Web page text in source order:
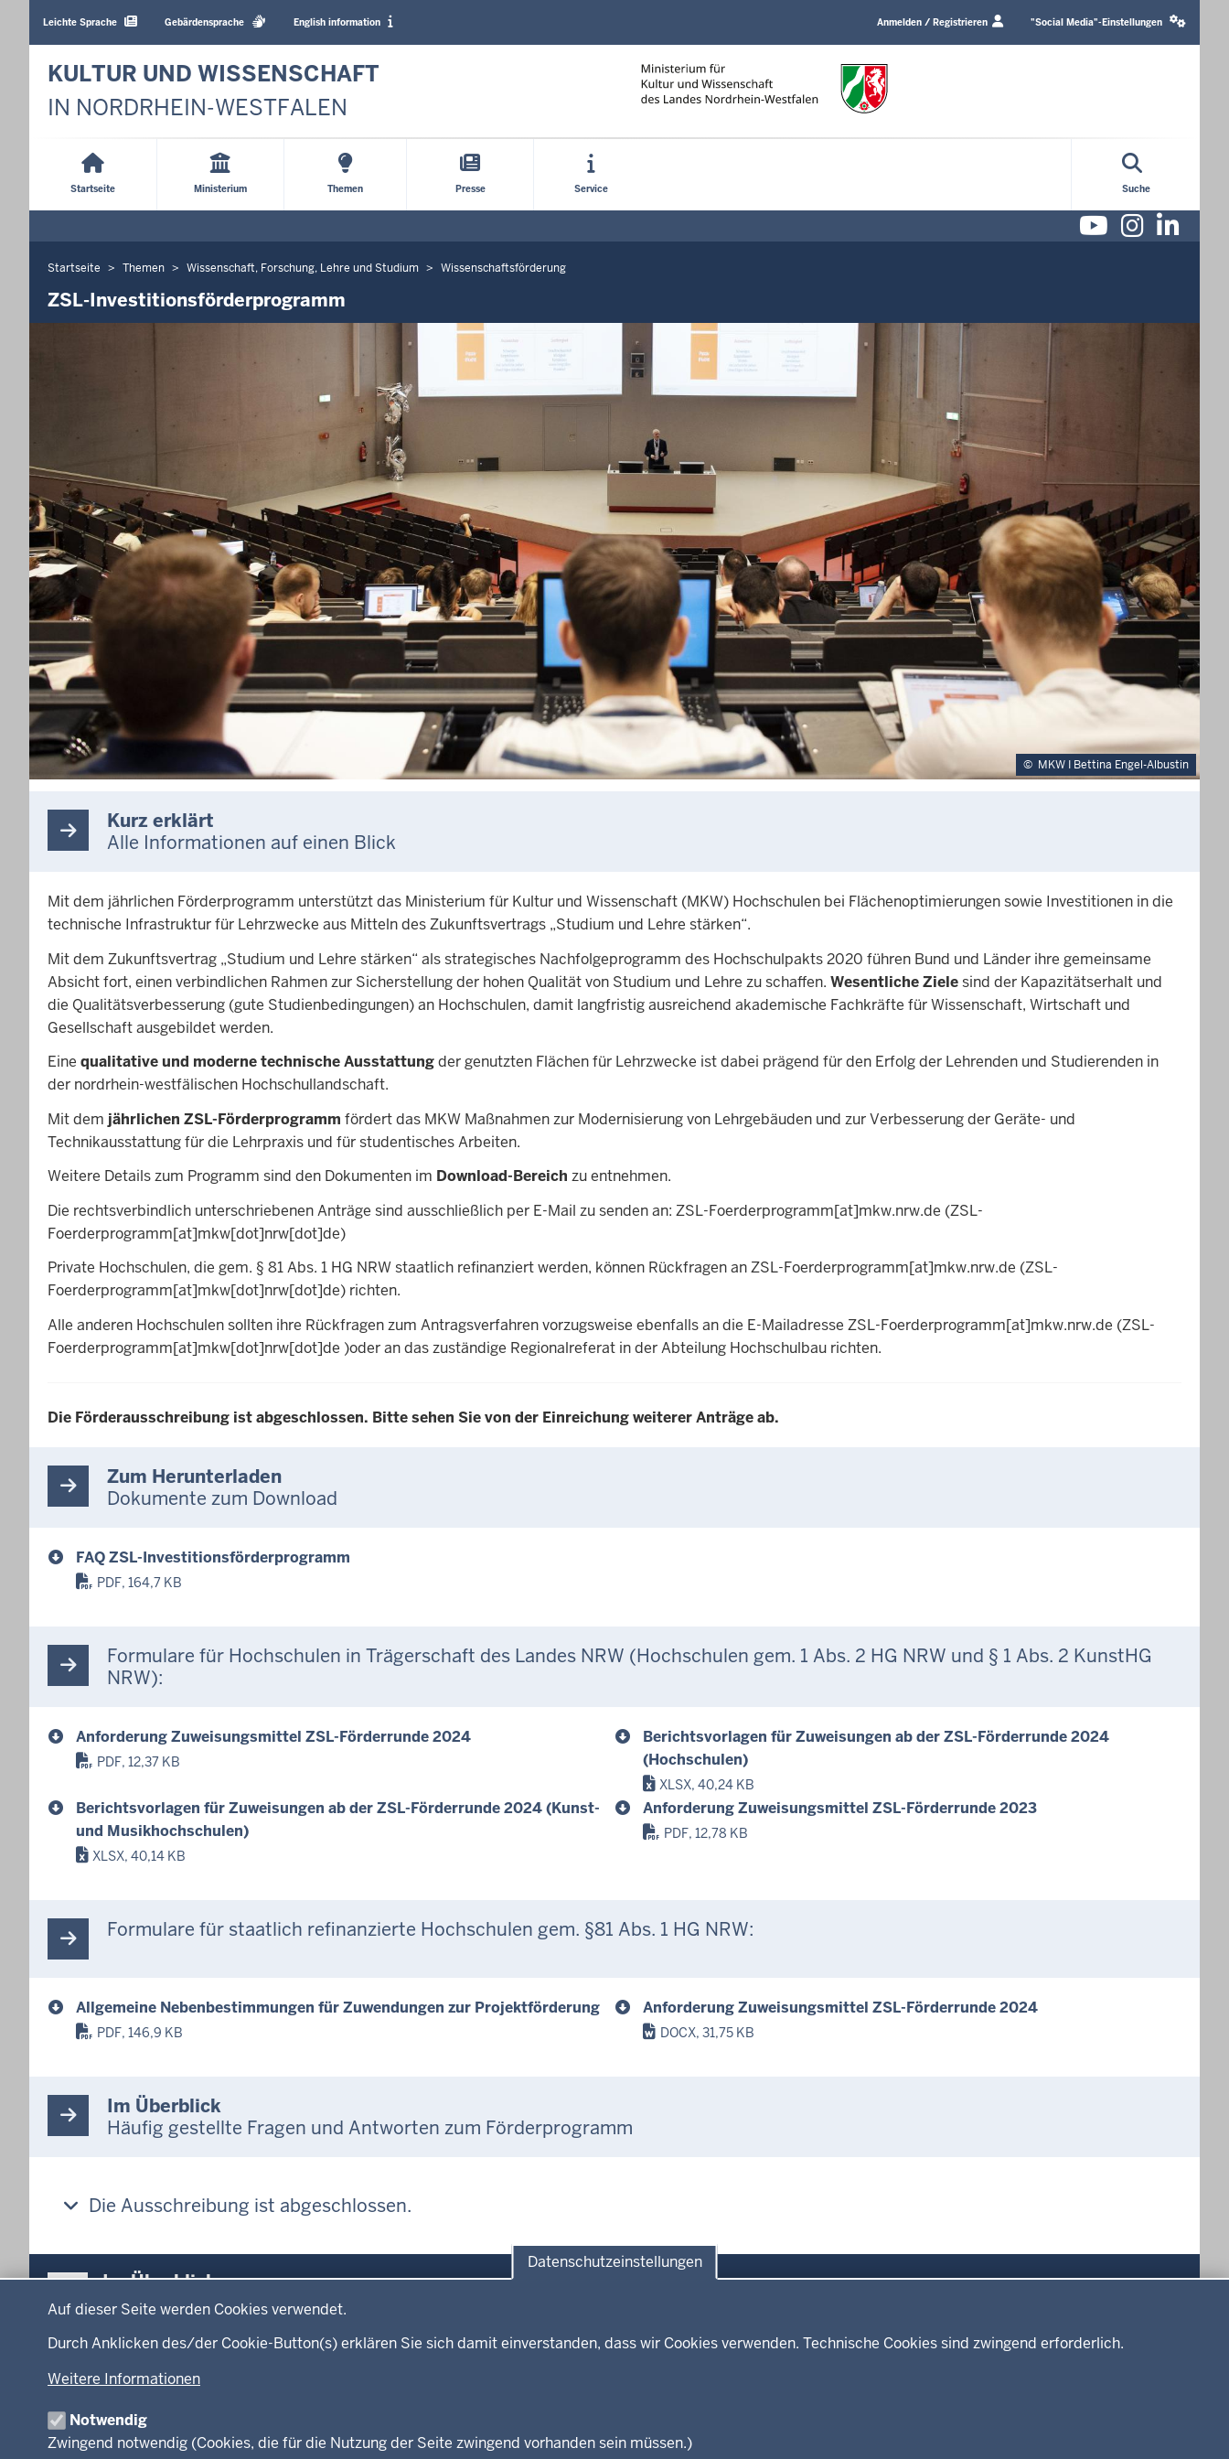
Datenschutzeinstellungen
Auf dieser Seite werden Cookies verwendet.
Durch Anklicken des/der Cookie-Button(s) erklären Sie sich damit einverstanden, dass wir Cookies verwenden. Technische Cookies sind zwingend erforderlich.
Weitere Informationen
Notwendig
Zwingend notwendig (Cookies, die für die Nutzung der Seite zwingend vorhanden sein müssen.)
Sprachen
Leichte Sprache Gebärdensprache English information Anmelden / Registrieren
media
"Social Media"-Einstellungen
KULTUR UND WISSENSCHAFT
IN NORDRHEIN-WESTFALEN
Startseite Ministerium Themen Presse Service Suche
Youtube
Sie
befinden
Startseite Themen Wissenschaft, Forschung, Lehre und Studium Wissenschaftsförderung
ZSL-Investitionsförderprogramm
© MKW I Bettina Engel-Albustin
Kurz erklärt
Alle Informationen auf einen Blick
Mit dem jährlichen Förderprogramm unterstützt das Ministerium für Kultur und Wissenschaft (MKW) Hochschulen bei Flächenoptimierungen sowie Investitionen in die
technische Infrastruktur für Lehrzwecke aus Mitteln des Zukunftsvertrags „Studium und Lehre stärken“.
Mit dem Zukunftsvertrag „Studium und Lehre stärken“ als strategisches Nachfolgeprogramm des Hochschulpakts 2020 führen Bund und Länder ihre gemeinsame
Absicht fort, einen verbindlichen Rahmen zur Sicherstellung der hohen Qualität von Studium und Lehre zu schaffen. Wesentliche Zielesind der Kapazitätserhalt und
die Qualitätsverbesserung (gute Studienbedingungen) an Hochschulen, damit langfristig ausreichend akademische Fachkräfte für Wissenschaft, Wirtschaft und
Gesellschaft ausgebildet werden.
Eine qualitative und moderne technische Ausstattungder genutzten Flächen für Lehrzwecke ist dabei prägend für den Erfolg der Lehrenden und Studierenden in
der nordrhein-westfälischen Hochschullandschaft.
Mit dem jährlichen ZSL-Förderprogramm fördert das MKW Maßnahmen zur Modernisierung von Lehrgebäuden und zur Verbesserung der Geräte- und
Technikausstattung für die Lehrpraxis und für studentisches Arbeiten.
Weitere Details zum Programm sind den Dokumenten im Download-Bereich zu entnehmen.
Die rechtsverbindlich unterschriebenen Anträge sind ausschließlich per E-Mail zu senden an: ZSL-Foerderprogramm[at]mkw.nrw.de (ZSL-
Foerderprogramm[at]mkw[dot]nrw[dot]de)
Private Hochschulen, die gem. § 81 Abs. 1 HG NRW staatlich refinanziert werden, können Rückfragen anZSL-Foerderprogramm[at]mkw.nrw.de (ZSL-
Foerderprogramm[at]mkw[dot]nrw[dot]de) richten.
Alle anderen Hochschulen sollten ihre Rückfragen zum Antragsverfahren vorzugsweise ebenfalls an die E-Mailadresse ZSL-Foerderprogramm[at]mkw.nrw.de (ZSL-
Foerderprogramm[at]mkw[dot]nrw[dot]de )oder an das zuständige Regionalreferat in der Abteilung Hochschulbau richten.
Die Förderausschreibung ist abgeschlossen. Bitte sehen Sie von der Einreichung weiterer Anträge ab.
Zum Herunterladen
Dokumente zum Download
FAQ ZSL-Investitionsförderprogramm
PDF, 164,7 KB
Formulare für Hochschulen in Trägerschaft des Landes NRW (Hochschulen gem. 1 Abs. 2 HG NRW und § 1 Abs. 2 KunstHG
NRW):
Anforderung Zuweisungsmittel ZSL-Förderrunde 2024
PDF, 12,37 KB
Berichtsvorlagen für Zuweisungen ab der ZSL-Förderrunde 2024
(Hochschulen)
XLSX, 40,24 KB
Berichtsvorlagen für Zuweisungen ab der ZSL-Förderrunde 2024 (Kunst-
und Musikhochschulen)
XLSX, 40,14 KB
Anforderung Zuweisungsmittel ZSL-Förderrunde 2023
PDF, 12,78 KB
Formulare für staatlich refinanzierte Hochschulen gem. §81 Abs. 1 HG NRW:
Allgemeine Nebenbestimmungen für Zuwendungen zur Projektförderung
PDF, 146,9 KB
Anforderung Zuweisungsmittel ZSL-Förderrunde 2024
DOCX, 31,75 KB
Im Überblick
Häufig gestellte Fragen und Antworten zum Förderprogramm
Die Ausschreibung ist abgeschlossen.
Im Überblick
Inhalt
Menü
der
Fußzeile
Rechtsgrundlagen
Weiterbildung